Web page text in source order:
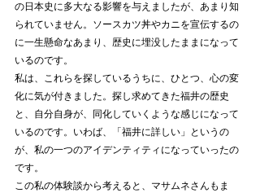
の日本史に多大なる影響を与えましたが、あまり知
られていません。ソースカツ丼やカニを宣伝するの
に一生懸命なあまり、歴史に埋没したままになって
いるのです。
私は、これらを探しているうちに、ひとつ、心の変
化に気が付きました。探し求めてきた福井の歴史
と、自分自身が、同化していくような感じになって
いるのです。いわば、「福井に詳しい」というの
が、私の一つのアイデンティティになっていったの
です。
この私の体験談から考えると、マサムネさんもま